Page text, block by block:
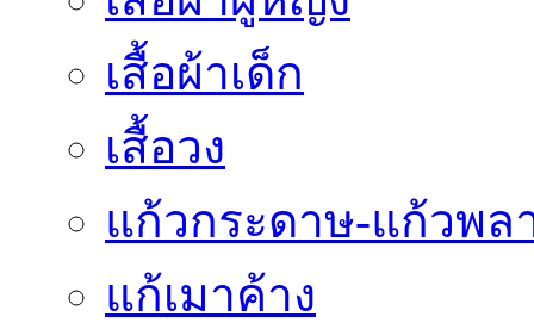
เสื้อผ้าเด็ก
เสื้อวง
แก้วกระดาษ-แก้วพล
แก้เมาค้าง